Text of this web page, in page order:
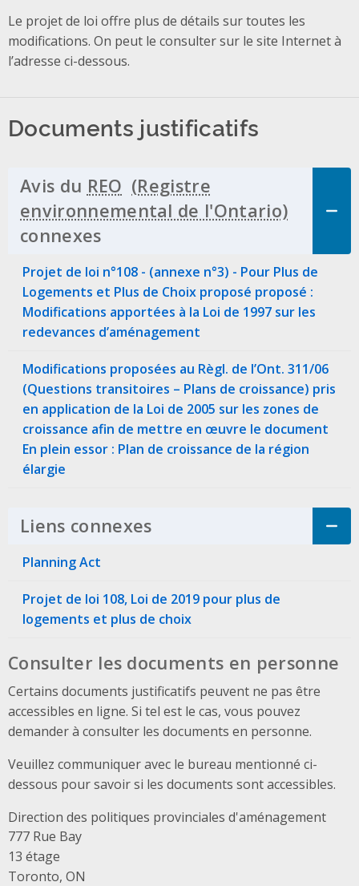
Le projet de loi offre plus de détails sur toutes les
modifications. On peut le consulter sur le site Internet à
l’adresse ci-dessous.
Documents justificatifs
Avis du REO
connexes
Projet de loi n°108 - (annexe n°3) - Pour Plus de
Logements et Plus de Choix proposé proposé :
Modifications apportées à la Loi de 1997 sur les
redevances d’aménagement
Modifications proposées au Règl. de l’Ont. 311/06
(Questions transitoires – Plans de croissance) pris
en application de la Loi de 2005 sur les zones de
croissance afin de mettre en œuvre le document
En plein essor : Plan de croissance de la région
élargie
Liens connexes Click to Expand
Planning Act
Projet de loi 108, Loi de 2019 pour plus de
logements et plus de choix
Consulter les documents en personne
Certains documents justificatifs peuvent ne pas être
accessibles en ligne. Si tel est le cas, vous pouvez
demander à consulter les documents en personne.
Veuillez communiquer avec le bureau mentionné ci-
dessous pour savoir si les documents sont accessibles.
Direction des politiques provinciales d'aménagement
Address
777 Rue Bay
13 étage
Toronto, ON